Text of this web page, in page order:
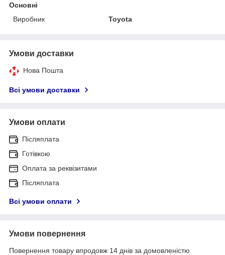
Основні
Виробник
Toyota
Умови доставки
Нова Пошта
Всі умови доставки
Умови оплати
Післяплата
Готівкою
Оплата за реквізитами
Післяплата
Всі умови оплати
Умови повернення
Повернення товару впродовж 14 днів за домовленістю